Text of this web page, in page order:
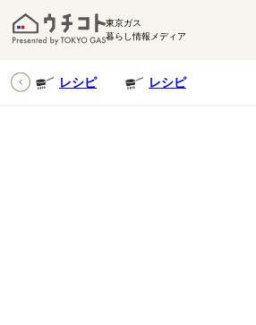
東京ガス
暮らし情報メディア
レシピ レシピ